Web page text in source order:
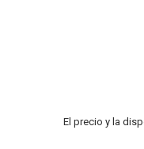
El precio y la